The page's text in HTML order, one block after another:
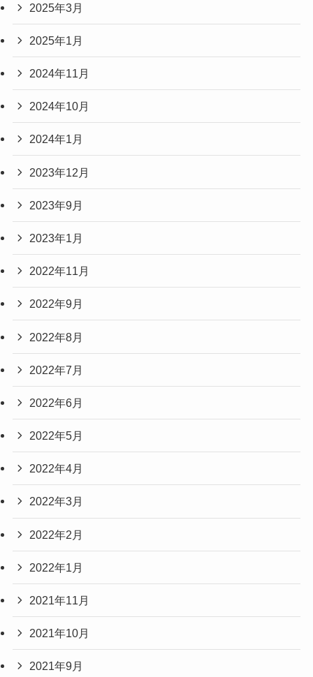
2025年3月
2025年1月
2024年11月
2024年10月
2024年1月
2023年12月
2023年9月
2023年1月
2022年11月
2022年9月
2022年8月
2022年7月
2022年6月
2022年5月
2022年4月
2022年3月
2022年2月
2022年1月
2021年11月
2021年10月
2021年9月